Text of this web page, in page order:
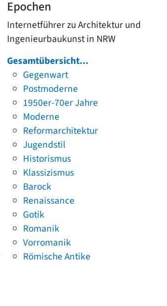
Epochen
Internetführer zu Architektur und
Ingenieurbaukunst in NRW
Gesamtübersicht...
Gegenwart
Postmoderne
1950er-70er Jahre
Moderne
Reformarchitektur
Jugendstil
Historismus
Klassizismus
Barock
Renaissance
Gotik
Romanik
Vorromanik
Römische Antike